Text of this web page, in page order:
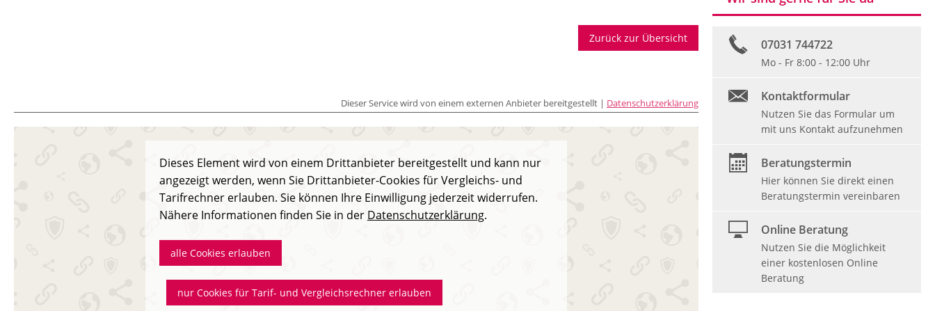
07031 744722
Mo - Fr 8:00 - 12:00 Uhr
Kontaktformular
Nutzen Sie das Formular um
mit uns Kontakt aufzunehmen
Beratungstermin
Hier können Sie direkt einen
Beratungstermin vereinbaren
Online Beratung
Nutzen Sie die Möglichkeit
einer kostenlosen Online
Beratung
Zurück zur Übersicht
Dieser Service wird von einem externen Anbieter bereitgestellt | Datenschutzerklärung
Dieses Element wird von einem Drittanbieter bereitgestellt und kann nur
angezeigt werden, wenn Sie Drittanbieter-Cookies für Vergleichs- und
Tarifrechner erlauben. Sie können Ihre Einwilligung jederzeit widerrufen.
Nähere Informationen finden Sie in der Datenschutzerklärung.
alle Cookies erlauben
nur Cookies für Tarif- und Vergleichsrechner erlauben